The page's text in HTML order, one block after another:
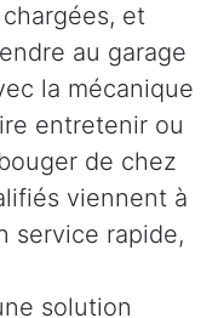
et
au garage
la mécanique
entretenir ou
de chez
viennent à
service rapide,
solution